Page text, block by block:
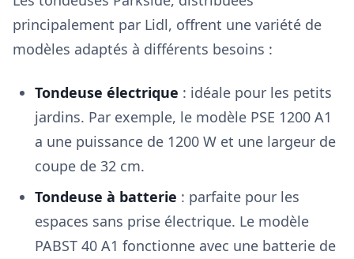
principalement par Lidl, offrent une variété de
modèles adaptés à différents besoins :
Tondeuse électrique : idéale pour les petits
jardins. Par exemple, le modèle PSE 1200 A1
a une puissance de 1200 W et une largeur de
coupe de 32 cm.
Tondeuse à batterie : parfaite pour les
espaces sans prise électrique. Le modèle
PABST 40 A1 fonctionne avec une batterie de